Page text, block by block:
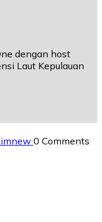
dengan host
Laut Kepulauan
0 Comments